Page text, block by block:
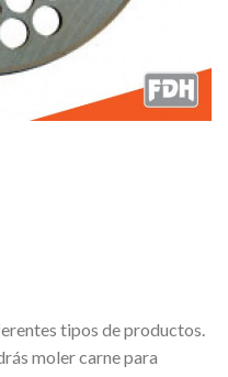
tipos de productos.
moler carne para